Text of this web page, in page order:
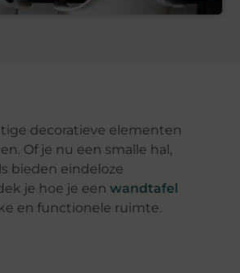
decoratieve elementen
Of je nu een smalle hal,
bieden eindeloze
je hoe je een wandtafel
en functionele ruimte.